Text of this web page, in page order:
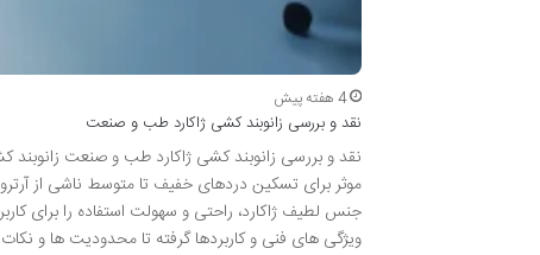
4 هفته پیش
نقد و بررسی زانوبند کشی ژاکارد طب و صنعت
نقد و بررسی زانوبند کشی ژاکارد طب و صنعت زانوبند
موثر برای تسکین دردهای خفیف تا متوسط ناشی از
جنس لطیف ژاکارد، راحتی و سهولت استفاده را برای
ویژگی های فنی و کاربردها گرفته تا محدودیت ها و